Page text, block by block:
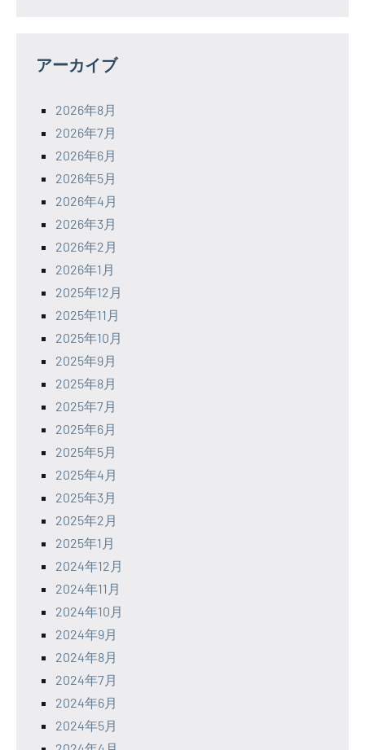
アーカイブ
2026年8月
2026年7月
2026年6月
2026年5月
2026年4月
2026年3月
2026年2月
2026年1月
2025年12月
2025年11月
2025年10月
2025年9月
2025年8月
2025年7月
2025年6月
2025年5月
2025年4月
2025年3月
2025年2月
2025年1月
2024年12月
2024年11月
2024年10月
2024年9月
2024年8月
2024年7月
2024年6月
2024年5月